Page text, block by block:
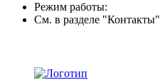
Режим работы:
См. в разделе "Контакты"